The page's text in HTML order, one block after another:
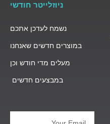
ניוזלייטר חודשי
נשמח לעדכן אתכם
במוצרים חדשים שאנחנו
מעלים מדי חודש וכן
במבצעים חדשים
Email